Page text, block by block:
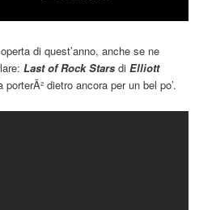
di quest’anno, anche se ne
Last of Rock Stars diElliott
dietro ancora per un bel po’.